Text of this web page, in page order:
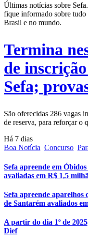
Últimas notícias sobre
fique informado sobre tudo
Brasil e no mundo.
Termina
de
Sefa;
São oferecidas 286 vagas
de reserva, para reforçar o
Há 7 dias
Boa Notícia Concurso
Sefa apreende em
avaliadas em R$ 1,5
Sefa apreende aparelhos
de Santarém avaliados
A partir do dia 1º de
Dief